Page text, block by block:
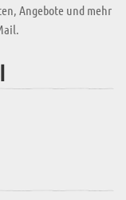
Angebote und mehr